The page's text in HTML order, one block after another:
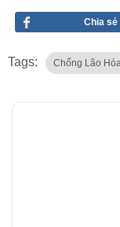
Chia sẻ
Tags: Chống Lão